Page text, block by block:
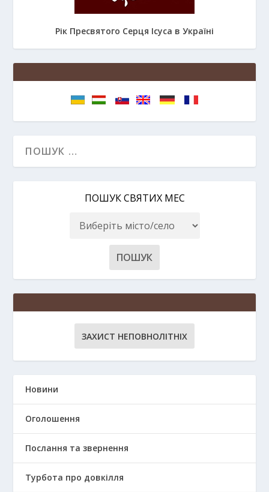
Рік Пресвятого Серця Ісуса в Україні
ПОШУК СВЯТИХ МЕС
ЗАХИСТ НЕПОВНОЛІТНІХ
Новини
Оголошення
Послання та звернення
Турбота про довкілля